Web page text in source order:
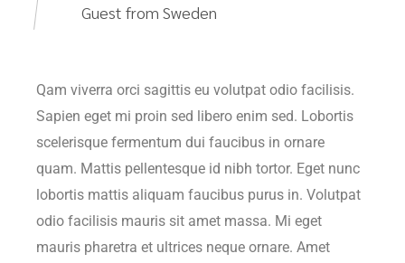
Guest from Sweden
Qam viverra orci sagittis eu volutpat odio facilisis.
Sapien eget mi proin sed libero enim sed. Lobortis
scelerisque fermentum dui faucibus in ornare
quam. Mattis pellentesque id nibh tortor. Eget nunc
lobortis mattis aliquam faucibus purus in. Volutpat
odio facilisis mauris sit amet massa. Mi eget
mauris pharetra et ultrices neque ornare. Amet